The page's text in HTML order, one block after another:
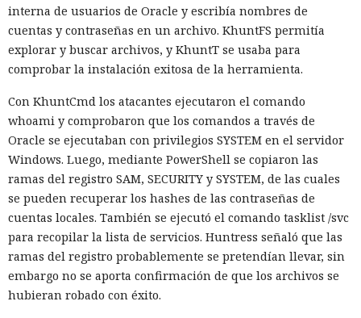
El canadiense Connor Riley Muka ganó dinero durante
muchos meses con datos robados de otras personas, antes
de ser detenido y entregado a la justicia estadounidense por
uno de los mayores hackeos de los últimos años — ataque a
la plataforma en la nube Snowflake.
Muka, de 26 años, se declaró culpable de cargos de fraude
informático y telefónico, robo agravado de datos personales
y conspiración en un tribunal federal del estado de
Washington. Su sentencia se dictará el 27 de octubre; la
pena máxima es de hasta 32 años de prisión.
interna de usuarios de Oracle y escribía nombres de
cuentas y contraseñas en un archivo. KhuntFS permitía
explorar y buscar archivos, y KhuntT se usaba para
comprobar la instalación exitosa de la herramienta.
Con KhuntCmd los atacantes ejecutaron el comando
whoami y comprobaron que los comandos a través de
Oracle se ejecutaban con privilegios SYSTEM en el servidor
Windows. Luego, mediante PowerShell se copiaron las
ramas del registro SAM, SECURITY y SYSTEM, de las cuales
se pueden recuperar los hashes de las contraseñas de
cuentas locales. También se ejecutó el comando tasklist /svc
para recopilar la lista de servicios. Huntress señaló que las
ramas del registro probablemente se pretendían llevar, sin
embargo no se aporta confirmación de que los archivos se
hubieran robado con éxito.